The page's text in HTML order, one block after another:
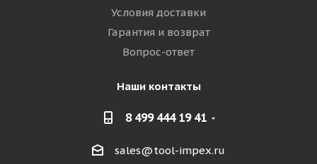
Условия доставки
Гарантия и возврат
Вопрос-ответ
Наши контакты
8 499 444 19 41
sales@tool-impex.ru